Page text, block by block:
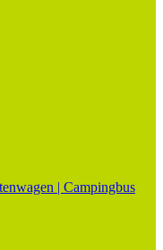
| Campingbus